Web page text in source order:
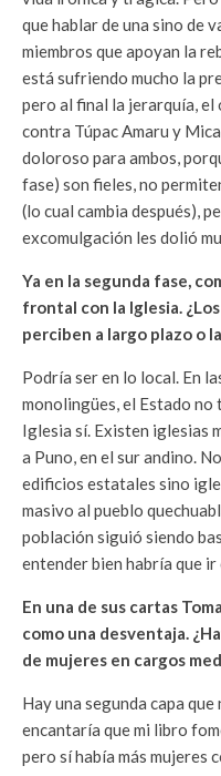
que hablar de una sino de
miembros que apoyan la
está sufriendo mucho la
pero al final la jerarquía, el
contra Túpac Amaru y
doloroso para ambos,
fase) son fieles, no
(lo cual cambia después),
excomulgación les dolió
Ya en la segunda fase,
frontal con la Iglesia.
perciben a largo plazo o
Podría ser en lo local. En
monolingües, el Estado no
Iglesia sí. Existen iglesias
a Puno, en el sur andino.
edificios estatales sino
masivo al pueblo
población siguió siendo
entender bien habría que ir
En una de sus cartas
como una desventaja.
de mujeres en cargos
Hay una segunda capa
encantaría que mi libro
pero sí había más mujeres